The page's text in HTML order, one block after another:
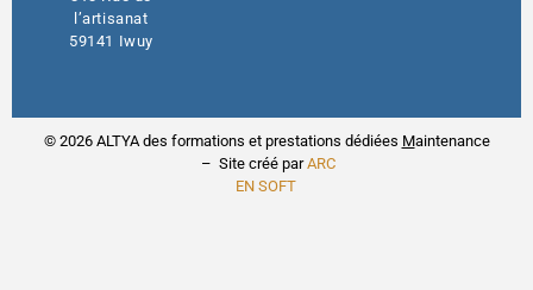
l’artisanat
59141 Iwuy
© 2026 ALTYA des formations et prestations dédiées Maintenance
– Site créé parARC
EN SOFT